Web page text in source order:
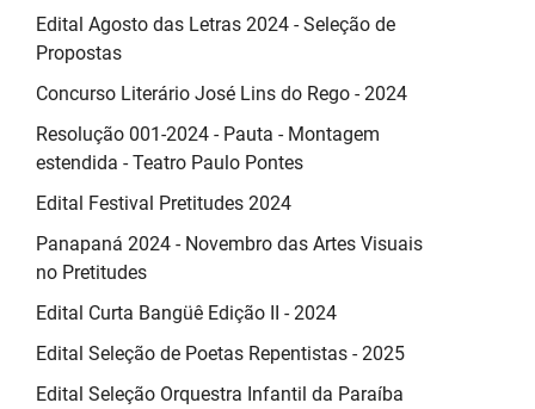
Edital Agosto das Letras 2024 - Seleção de
Propostas
Concurso Literário José Lins do Rego - 2024
Resolução 001-2024 - Pauta - Montagem
estendida - Teatro Paulo Pontes
Edital Festival Pretitudes 2024
Panapaná 2024 - Novembro das Artes Visuais
no Pretitudes
Edital Curta Bangüê Edição II - 2024
Edital Seleção de Poetas Repentistas - 2025
Edital Seleção Orquestra Infantil da Paraíba